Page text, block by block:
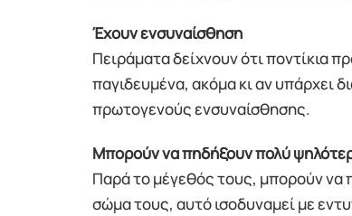
Έχουν ενσυναίσθηση
Πειράματα δείχνουν ότι ποντίκια
παγιδευμένα, ακόμα κι αν υπάρχει
πρωτογενούς ενσυναίσθησης.
Μπορούν να πηδήξουν πολύ
Παρά το μέγεθός τους, μπορούν να
σώμα τους, αυτό ισοδυναμεί με